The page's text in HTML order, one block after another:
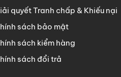
quyết Tranh chấp & Khiếu nại
sách bảo mật
sách kiểm hàng
sách đổi trả